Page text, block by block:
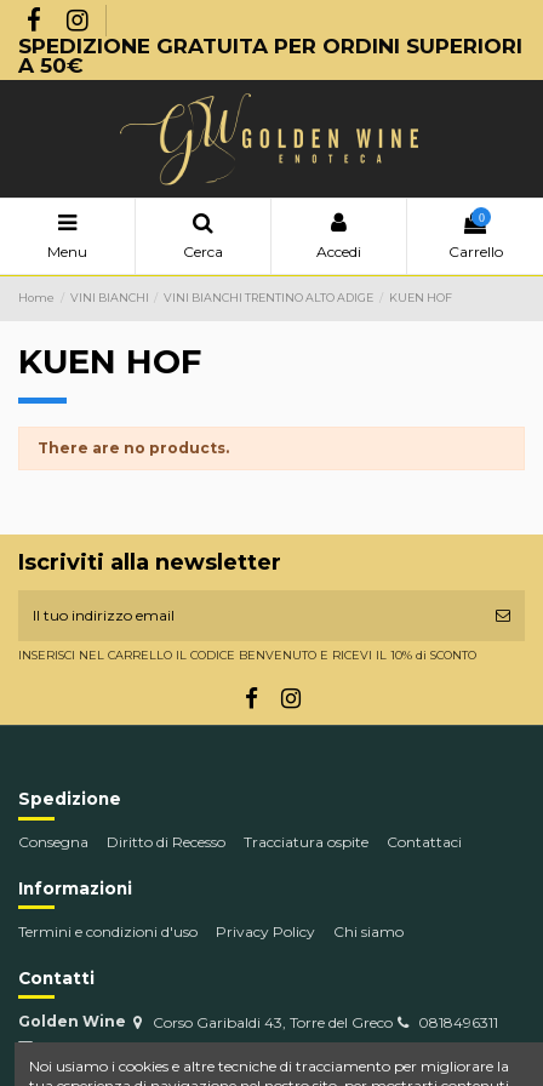
SPEDIZIONE GRATUITA PER ORDINI SUPERIORI
A 50€
Menu Cerca Accedi
0
Carrello
Home VINI BIANCHI VINI BIANCHI TRENTINO ALTO ADIGE KUEN HOF
KUEN HOF
There are no products.
Iscriviti alla newsletter
INSERISCI NEL CARRELLO IL CODICE BENVENUTO E RICEVI IL 10% di SCONTO
Spedizione
Consegna Diritto di Recesso Tracciatura ospite Contattaci
Informazioni
Termini e condizioni d'uso Privacy Policy Chi siamo
Contatti
Golden Wine Corso Garibaldi 43, Torre del Greco
0818496311
info@goldenwine.com
Noi usiamo i cookies e altre tecniche di tracciamento per migliorare la